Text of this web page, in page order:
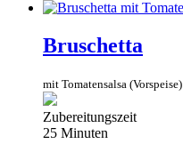
Bruschetta
mit Tomatensalsa (Vorspeise)
Zubereitungszeit
25 Minuten